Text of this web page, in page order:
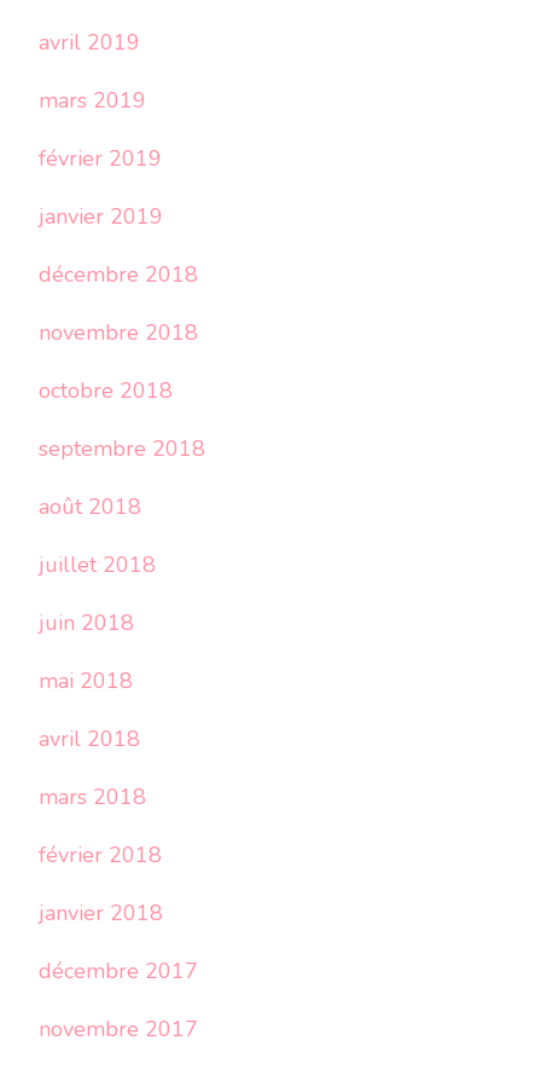
avril 2019
mars 2019
février 2019
janvier 2019
décembre 2018
novembre 2018
octobre 2018
septembre 2018
août 2018
juillet 2018
juin 2018
mai 2018
avril 2018
mars 2018
février 2018
janvier 2018
décembre 2017
novembre 2017